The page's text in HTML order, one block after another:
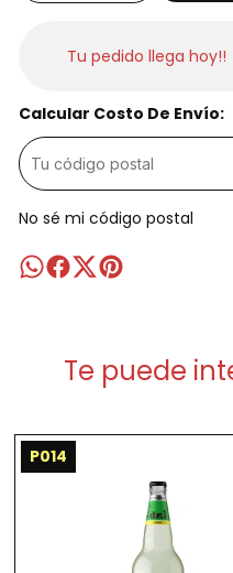
Tu pedido llega hoy!!
Calcular Costo De Envío:
No sé mi código postal
Te puede
P014